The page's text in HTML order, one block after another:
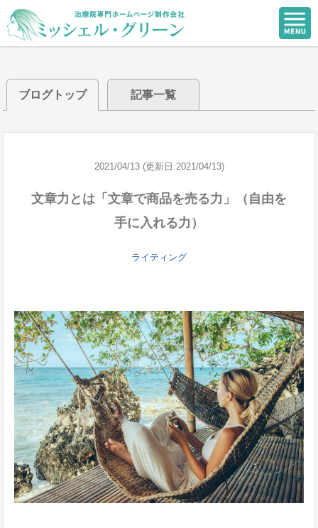
ブログトップ 記事一覧
2021/04/13 (更新日:2021/04/13)
文章力とは「文章で商品を売る力」（自由を
手に入れる力）
ライティング